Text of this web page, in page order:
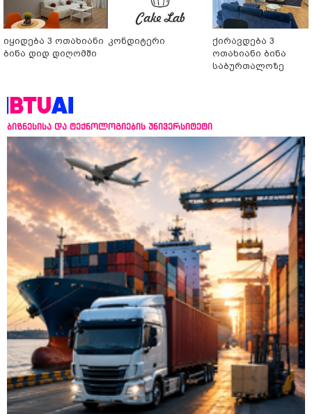
იყიდება 3 ოთახიანი
ბინა დიდ დიღომში
კონდიტერი
ქირავდება 3
ოთახიანი ბინა
საბურთალოზე
ბიზნესისა და ტექნოლოგიების უნივერსიტეტი